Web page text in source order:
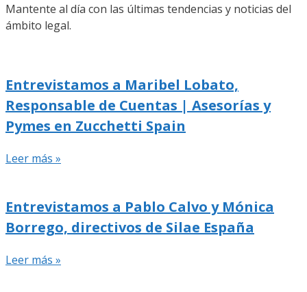
Mantente al día con las últimas tendencias y noticias del
ámbito legal.
Entrevistamos a Maribel Lobato,
Responsable de Cuentas | Asesorías y
Pymes en Zucchetti Spain
Leer más »
Entrevistamos a Pablo Calvo y Mónica
Borrego, directivos de Silae España
Leer más »